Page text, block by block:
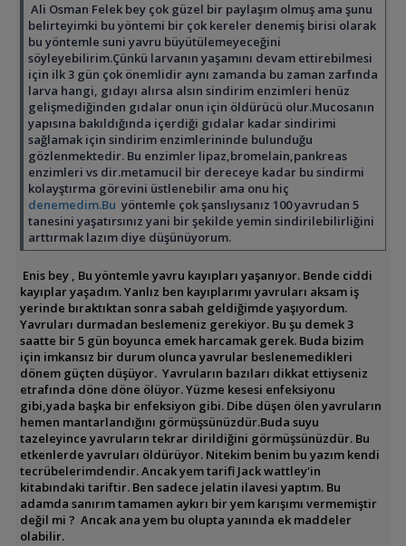
Ali Osman Felek bey çok güzel bir paylaşım olmuş ama şunu
belirteyimki bu yöntemi bir çok kereler denemiş birisi olarak
bu yöntemle suni yavru büyütülemeyeceğini
söyleyebilirim.Çünkü larvanın yaşamını devam ettirebilmesi
için ilk 3 gün çok önemlidir aynı zamanda bu zaman zarfında
larva hangi, gıdayı alırsa alsın sindirim enzimleri henüz
gelişmediğinden gıdalar onun için öldürücü olur.Mucosanın
yapısına bakıldığında içerdiği gıdalar kadar sindirimi
sağlamak için sindirim enzimlerininde bulunduğu
gözlenmektedir. Bu enzimler lipaz,bromelain,pankreas
enzimleri vs dir.metamucil bir dereceye kadar bu sindirmi
kolayştırma görevini üstlenebilir ama onu hiç
denemedim.Bu yöntemle çok şanslıysanız 100 yavrudan 5
tanesini yaşatırsınız yani bir şekilde yemin sindirilebilirliğini
arttırmak lazım diye düşünüyorum.
Enis bey , Bu yöntemle yavru kayıpları yaşanıyor. Bende ciddi
kayıplar yaşadım. Yanlız ben kayıplarımı yavruları aksam iş
yerinde bıraktıktan sonra sabah geldiğimde yaşıyordum.
Yavruları durmadan beslemeniz gerekiyor. Bu şu demek 3
saatte bir 5 gün boyunca emek harcamak gerek. Buda bizim
için imkansız bir durum olunca yavrular beslenemedikleri
dönem güçten düşüyor. Yavruların bazıları dikkat ettiyseniz
etrafında döne döne ölüyor. Yüzme kesesi enfeksiyonu
gibi,yada başka bir enfeksiyon gibi. Dibe düşen ölen yavruların
hemen mantarlandığını görmüşsünüzdür.Buda suyu
tazeleyince yavruların tekrar dirildiğini görmüşsünüzdür. Bu
etkenlerde yavruları öldürüyor. Nitekim benim bu yazım kendi
tecrübelerimdendir. Ancak yem tarifi Jack wattley'in
kitabındaki tariftir. Ben sadece jelatin ilavesi yaptım. Bu
adamda sanırım tamamen aykırı bir yem karışımı vermemiştir
değil mi ? Ancak ana yem bu olupta yanında ek maddeler
olabilir.